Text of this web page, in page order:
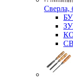
Сверла,